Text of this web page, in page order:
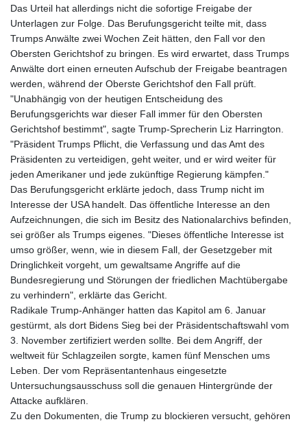
Das Urteil hat allerdings nicht die sofortige Freigabe der
Unterlagen zur Folge. Das Berufungsgericht teilte mit, dass
Trumps Anwälte zwei Wochen Zeit hätten, den Fall vor den
Obersten Gerichtshof zu bringen. Es wird erwartet, dass Trumps
Anwälte dort einen erneuten Aufschub der Freigabe beantragen
werden, während der Oberste Gerichtshof den Fall prüft.
"Unabhängig von der heutigen Entscheidung des
Berufungsgerichts war dieser Fall immer für den Obersten
Gerichtshof bestimmt", sagte Trump-Sprecherin Liz Harrington.
"Präsident Trumps Pflicht, die Verfassung und das Amt des
Präsidenten zu verteidigen, geht weiter, und er wird weiter für
jeden Amerikaner und jede zukünftige Regierung kämpfen."
Das Berufungsgericht erklärte jedoch, dass Trump nicht im
Interesse der USA handelt. Das öffentliche Interesse an den
Aufzeichnungen, die sich im Besitz des Nationalarchivs befinden,
sei größer als Trumps eigenes. "Dieses öffentliche Interesse ist
umso größer, wenn, wie in diesem Fall, der Gesetzgeber mit
Dringlichkeit vorgeht, um gewaltsame Angriffe auf die
Bundesregierung und Störungen der friedlichen Machtübergabe
zu verhindern", erklärte das Gericht.
Radikale Trump-Anhänger hatten das Kapitol am 6. Januar
gestürmt, als dort Bidens Sieg bei der Präsidentschaftswahl vom
3. November zertifiziert werden sollte. Bei dem Angriff, der
weltweit für Schlagzeilen sorgte, kamen fünf Menschen ums
Leben. Der vom Repräsentantenhaus eingesetzte
Untersuchungsausschuss soll die genauen Hintergründe der
Attacke aufklären.
Zu den Dokumenten, die Trump zu blockieren versucht, gehören